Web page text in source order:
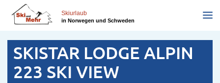
main
Skiurlaub
in Norwegen und Schweden
SKISTAR LODGE ALPIN
223 SKI VIEW